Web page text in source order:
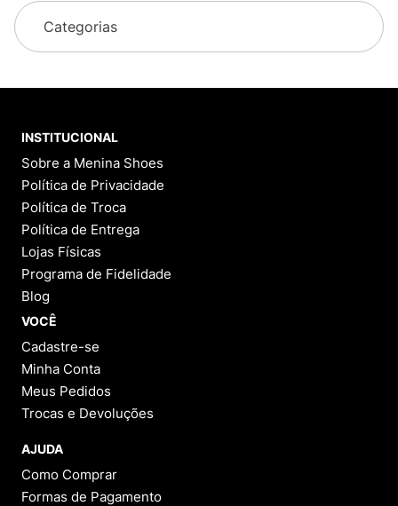
Categorias
INSTITUCIONAL
Sobre a Menina Shoes
Política de Privacidade
Política de Troca
Política de Entrega
Lojas Físicas
Programa de Fidelidade
Blog
VOCÊ
Cadastre-se
Minha Conta
Meus Pedidos
Trocas e Devoluções
AJUDA
Como Comprar
Formas de Pagamento